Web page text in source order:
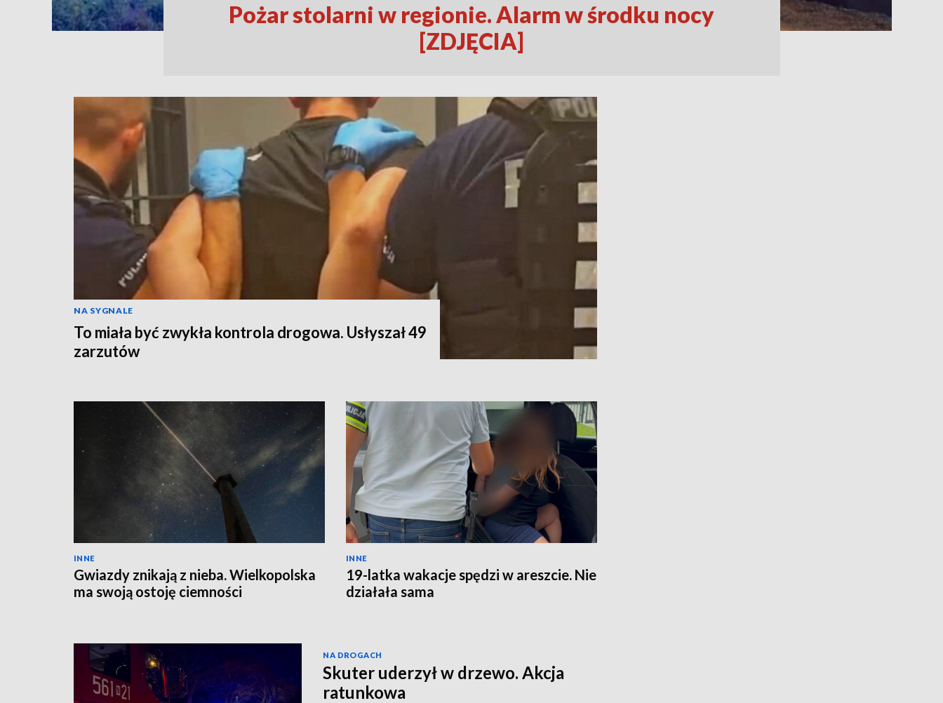
Pożar stolarni w regionie. Alarm w środku nocy
[ZDJĘCIA]
NA SYGNALE
To miała być zwykła kontrola drogowa. Usłyszał 49
zarzutów
INNE
Gwiazdy znikają z nieba. Wielkopolska
ma swoją ostoję ciemności
INNE
19-latka wakacje spędzi w areszcie. Nie
działała sama
NA DROGACH
Skuter uderzył w drzewo. Akcja
ratunkowa